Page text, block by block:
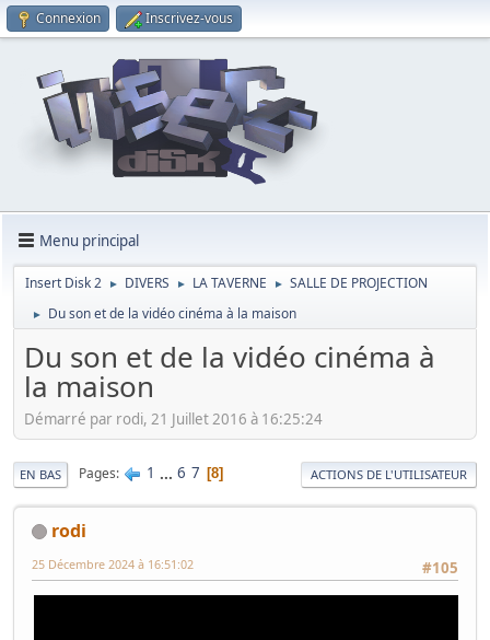
Connexion Inscrivez-vous
Menu principal
Insert Disk 2 ► DIVERS ► LA TAVERNE ► SALLE DE PROJECTION
► Du son et de la vidéo cinéma à la maison
Du son et de la vidéo cinéma à
la maison
Démarré par rodi, 21 Juillet 2016 à 16:25:24
EN BAS Pages 1 ... 6 7 8 ACTIONS DE L'UTILISATEUR
rodi
#105
25 Décembre 2024 à 16:51:02